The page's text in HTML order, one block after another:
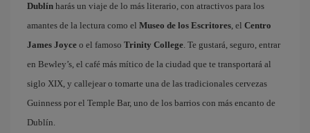
Dublín harás un viaje de lo más literario, con atractivos para los
amantes de la lectura como el Museo de los Escritores, el Centro
James Joyce o el famoso Trinity College. Te gustará, seguro, entrar
en Bewley’s, el café más mítico de la ciudad que te transportará al
siglo XIX, y callejear o tomarte una de las tradicionales cervezas
Guinness por el Temple Bar, uno de los barrios con más encanto de
Dublín.